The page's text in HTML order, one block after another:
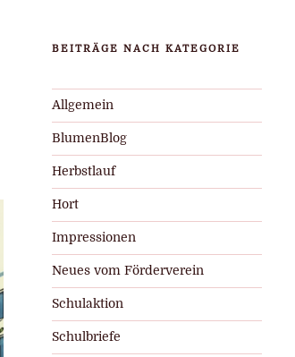
BEITRÄGE NACH KATEGORIE
Allgemein
BlumenBlog
Herbstlauf
Hort
Impressionen
Neues vom Förderverein
Schulaktion
Schulbriefe